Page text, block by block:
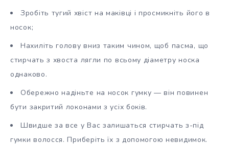
Зробіть тугий хвіст на маківці і просмикніть його в
носок;
Нахиліть голову вниз таким чином, щоб пасма, що
стирчать з хвоста лягли по всьому діаметру носка
однаково.
Обережно надіньте на носок гумку — він повинен
бути закритий локонами з усіх боків.
Швидше за все у Вас залишаться стирчать з-під
гумки волосся. Приберіть їх з допомогою невидимок.